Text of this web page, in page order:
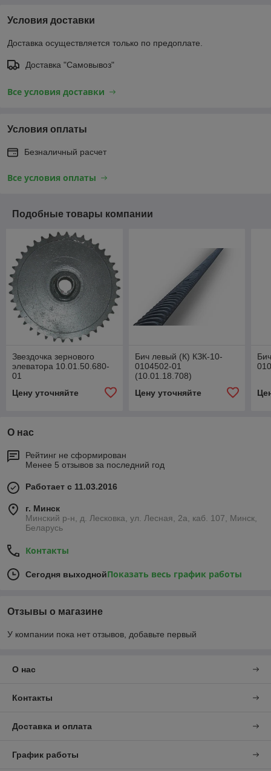
Условия доставки
Доставка осуществляется только по предоплате.
Доставка "Самовывоз"
Все условия доставки
Условия оплаты
Безналичный расчет
Все условия оплаты
Подобные товары компании
Звездочка зернового
элеватора 10.01.50.680-
01
Цену уточняйте
Бич левый (К) КЗК-10-
0104502-01
(10.01.18.708)
Цену уточняйте
О нас
Рейтинг не сформирован
Менее 5 отзывов за последний год
Работает с 11.03.2016
г. Минск
Минский р-н, д. Лесковка, ул. Лесная, 2а, каб. 107, Минск,
Беларусь
Контакты
Сегодня выходнойПоказать весь график работы
Отзывы о магазине
У компании пока нет отзывов, добавьте первый
О нас
Контакты
Доставка и оплата
График работы